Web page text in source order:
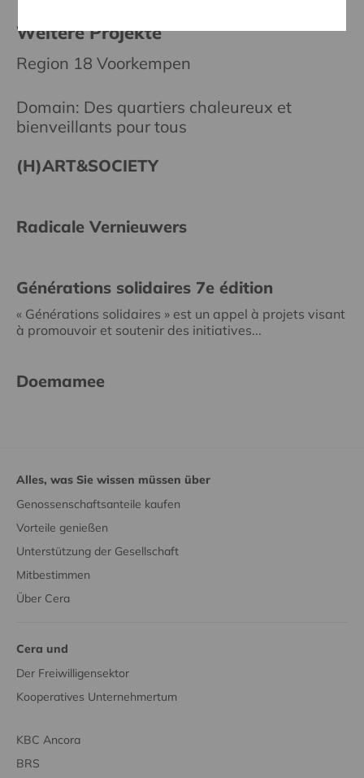
Weitere Projekte
Region 18 Voorkempen
Domain: Des quartiers chaleureux et
bienveillants pour tous
(H)ART&SOCIETY
Radicale Vernieuwers
Générations solidaires 7e édition
« Générations solidaires » est un appel à projets visant
à promouvoir et soutenir des initiatives...
Doemamee
Alles, was Sie wissen müssen über
Genossenschaftsanteile kaufen
Vorteile genießen
Unterstützung der Gesellschaft
Mitbestimmen
Über Cera
Cera und
Der Freiwilligensektor
Kooperatives Unternehmertum
KBC Ancora
BRS